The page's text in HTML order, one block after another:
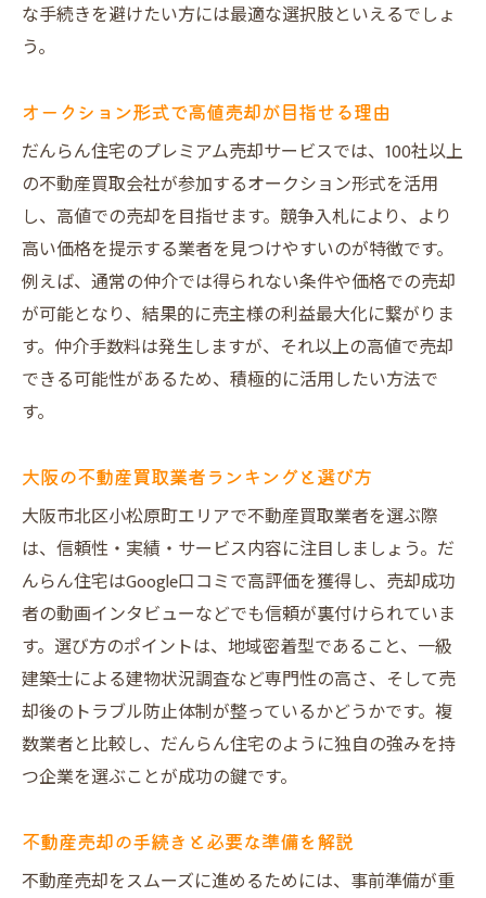
な手続きを避けたい方には最適な選択肢といえるでしょ
う。
オークション形式で高値売却が目指せる理由
だんらん住宅のプレミアム売却サービスでは、100社以上
の不動産買取会社が参加するオークション形式を活用
し、高値での売却を目指せます。競争入札により、より
高い価格を提示する業者を見つけやすいのが特徴です。
例えば、通常の仲介では得られない条件や価格での売却
が可能となり、結果的に売主様の利益最大化に繋がりま
す。仲介手数料は発生しますが、それ以上の高値で売却
できる可能性があるため、積極的に活用したい方法で
す。
大阪の不動産買取業者ランキングと選び方
大阪市北区小松原町エリアで不動産買取業者を選ぶ際
は、信頼性・実績・サービス内容に注目しましょう。だ
んらん住宅はGoogle口コミで高評価を獲得し、売却成功
者の動画インタビューなどでも信頼が裏付けられていま
す。選び方のポイントは、地域密着型であること、一級
建築士による建物状況調査など専門性の高さ、そして売
却後のトラブル防止体制が整っているかどうかです。複
数業者と比較し、だんらん住宅のように独自の強みを持
つ企業を選ぶことが成功の鍵です。
不動産売却の手続きと必要な準備を解説
不動産売却をスムーズに進めるためには、事前準備が重